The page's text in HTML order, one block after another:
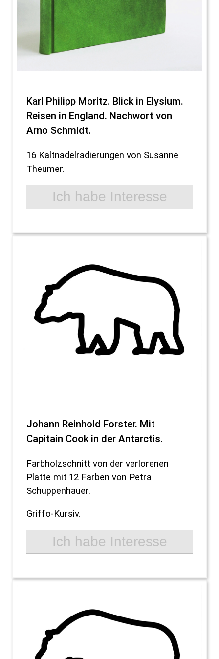
Karl Philipp Moritz. Blick in Elysium.
Reisen in England. Nachwort von
Arno Schmidt.
16 Kaltnadelradierungen von Susanne
Theumer.
Johann Reinhold Forster. Mit
Capitain Cook in der Antarctis.
Farbholzschnitt von der verlorenen
Platte mit 12 Farben von Petra
Schuppenhauer.
Griffo-Kursiv.